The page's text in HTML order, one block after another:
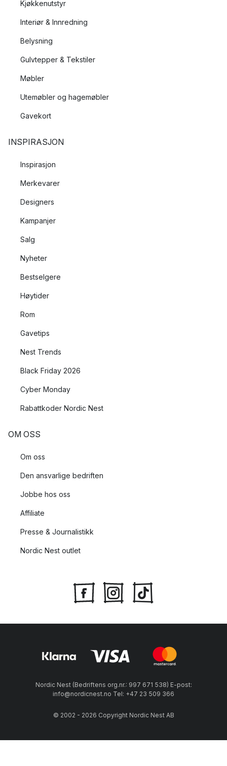
Kjøkkenutstyr
Interiør & Innredning
Belysning
Gulvtepper & Tekstiler
Møbler
Utemøbler og hagemøbler
Gavekort
INSPIRASJON
Inspirasjon
Merkevarer
Designers
Kampanjer
Salg
Nyheter
Bestselgere
Høytider
Rom
Gavetips
Nest Trends
Black Friday 2026
Cyber Monday
Rabattkoder Nordic Nest
OM OSS
Om oss
Den ansvarlige bedriften
Jobbe hos oss
Affiliate
Presse & Journalistikk
Nordic Nest outlet
Nordic Nest (Bedriftens org.nr.: 997 671 538) E-post:
info@nordicnest.no Tel: +47 23 509 366
© 2002 - 2026 Copyright Nordic Nest AB